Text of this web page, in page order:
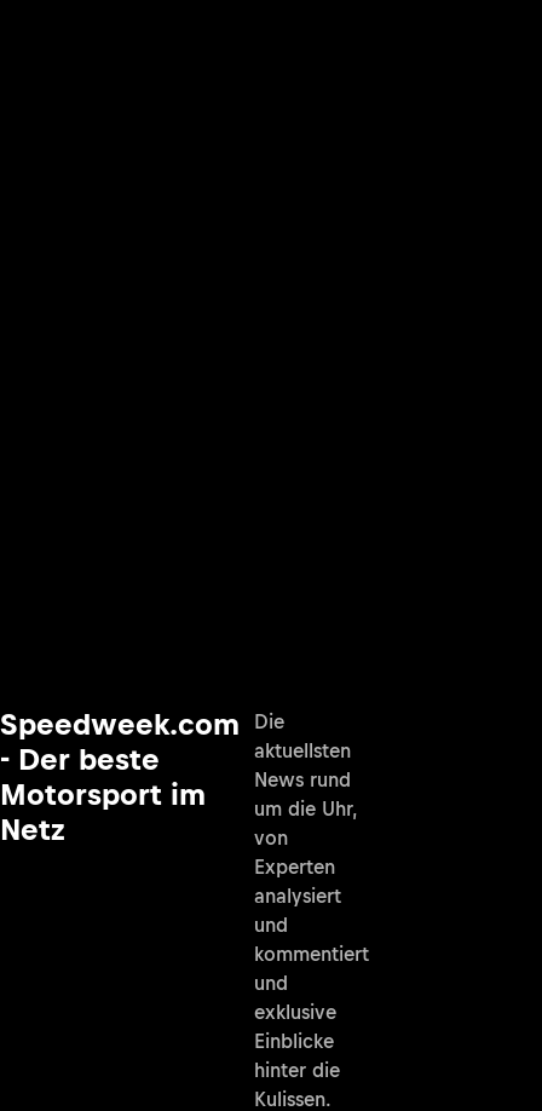
Speedweek.com
- Der beste
Motorsport im
Netz
Die
aktuellsten
News rund
um die Uhr,
von
Experten
analysiert
und
kommentiert
und
exklusive
Einblicke
hinter die
Kulissen.